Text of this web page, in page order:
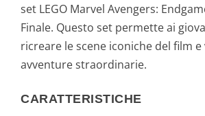
set LEGO Marvel Avengers:
Finale. Questo set permette ai
ricreare le scene iconiche del film e
avventure straordinarie.
CARATTERISTICHE